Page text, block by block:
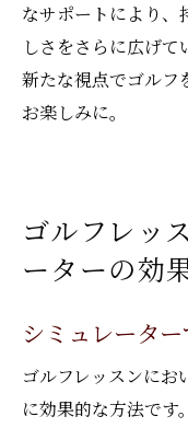
なサポートにより、
しさをさらに広げて
新たな視点でゴルフ
お楽しみに。
ゴルフレッ
ーターの効
シミュレータ
ゴルフレッスンに
に効果的な方法です